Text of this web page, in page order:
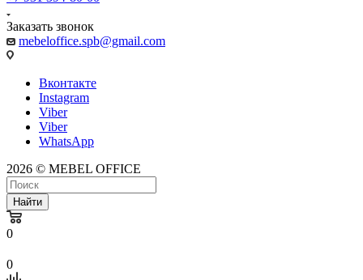
Заказать звонок
mebeloffice.spb@gmail.com
Вконтакте
Instagram
Viber
Viber
WhatsApp
2026 © MEBEL OFFICE
Найти
0
0